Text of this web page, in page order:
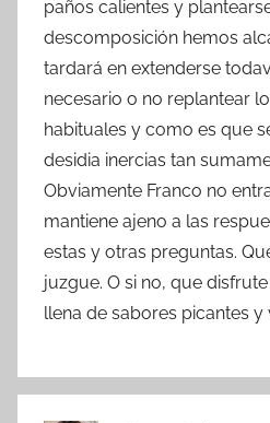
paños calientes y
descomposición hemos
tardará en extenderse
necesario o no replantear
habituales y como es que
desidia inercias tan
Obviamente Franco no
mantiene ajeno a las
estas y otras preguntas.
juzgue. O si no, que
llena de sabores picantes